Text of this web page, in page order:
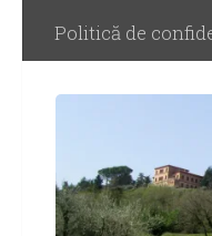
Politică de
ETICHETAT: